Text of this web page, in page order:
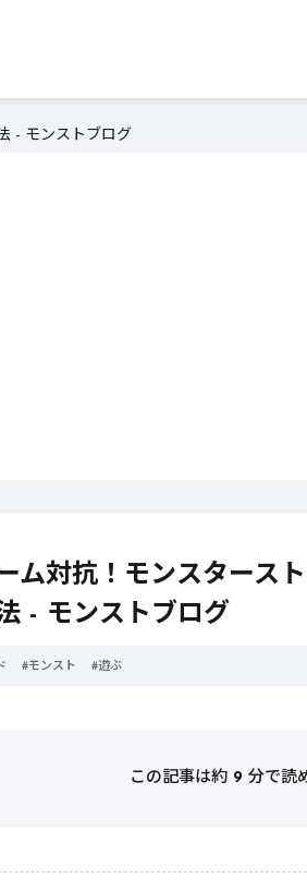
- モンストブログ
ム対抗！モンスタース
- モンストブログ
#モンスト #遊ぶ
この記事は約 9 分で読